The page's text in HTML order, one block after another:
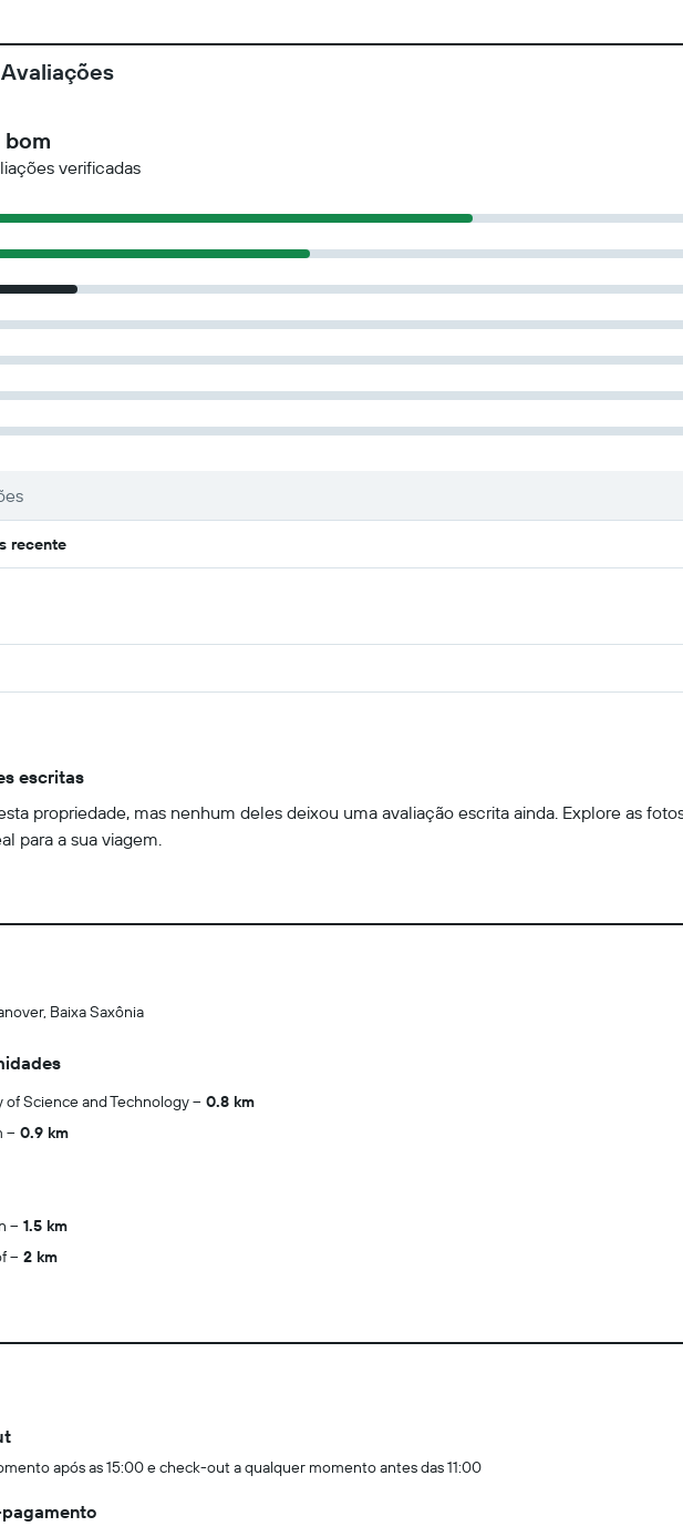
verificadas
recente
escritas
propriedade, mas nenhum deles deixou uma avaliação escrita ainda. Explore as
para a sua viagem.
Baixa Saxônia
Science and Technology
0.8 km
0.9 km
1.5 km
2 km
após as 15:00 e check-out a qualquer momento antes das 11:00